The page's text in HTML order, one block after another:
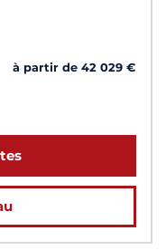
à partir de 42 029 €